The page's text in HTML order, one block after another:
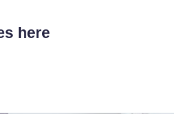
here